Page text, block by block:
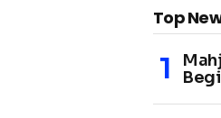
Top